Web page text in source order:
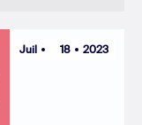
Juil 18 2023